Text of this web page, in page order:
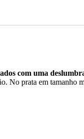
com uma
No prata em tamanho